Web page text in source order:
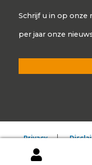
Schrijf u in op onze
per jaar onze
Producten
Privacy
Algemene